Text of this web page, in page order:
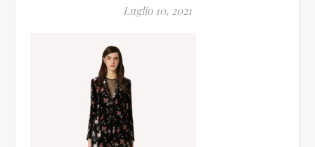
Luglio 10, 2021